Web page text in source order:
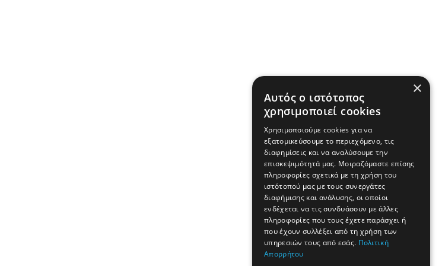
×
Αυτός ο ιστότοπος
χρησιμοποιεί cookies
Χρησιμοποιούμε cookies για να
εξατομικεύσουμε το περιεχόμενο, τις
διαφημίσεις και να αναλύσουμε την
επισκεψιμότητά μας. Μοιραζόμαστε επίσης
πληροφορίες σχετικά με τη χρήση του
ιστότοπού μας με τους συνεργάτες
διαφήμισης και ανάλυσης, οι οποίοι
ενδέχεται να τις συνδυάσουν με άλλες
πληροφορίες που τους έχετε παράσχει ή
που έχουν συλλέξει από τη χρήση των
υπηρεσιών τους από εσάς. Πολιτική
Απορρήτου